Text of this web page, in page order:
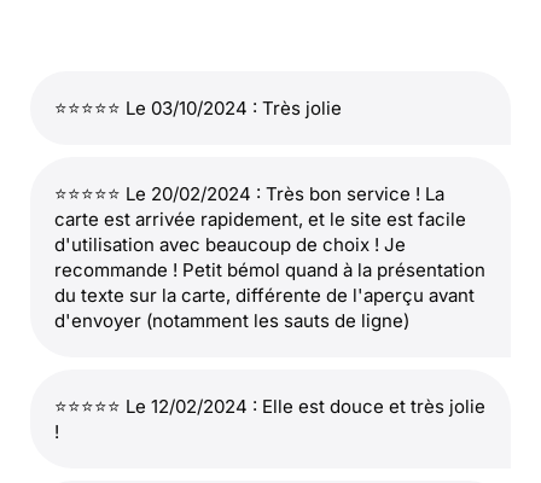
⭐⭐⭐⭐⭐ Le 03/10/2024 : Très jolie
⭐⭐⭐⭐⭐ Le 20/02/2024 : Très bon service ! La
carte est arrivée rapidement, et le site est facile
d'utilisation avec beaucoup de choix ! Je
recommande ! Petit bémol quand à la présentation
du texte sur la carte, différente de l'aperçu avant
d'envoyer (notamment les sauts de ligne)
⭐⭐⭐⭐⭐ Le 12/02/2024 : Elle est douce et très jolie
!